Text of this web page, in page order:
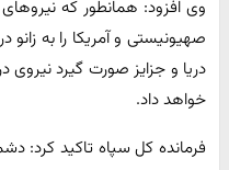
صهیونیستی و آمریکا را به زانو
دریا و جزایز صورت گیرد نیروی
خواهد داد.
فرمانده کل سپاه تاکید کرد: